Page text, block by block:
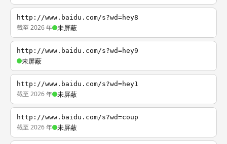
http://www.baidu.com/s?wd=hey8
截至 2026 年 未屏蔽
http://www.baidu.com/s?wd=hey9
未屏蔽
http://www.baidu.com/s?wd=hey1
截至 2026 年 未屏蔽
http://www.baidu.com/s?wd=coup
截至 2026 年 未屏蔽